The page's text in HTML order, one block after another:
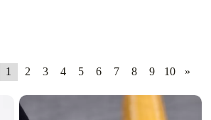
1 2 3 4 5 6 7 8 9 10 »